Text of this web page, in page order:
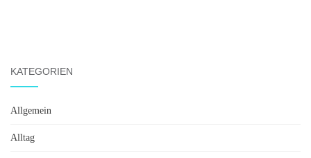
KATEGORIEN
Allgemein
Alltag